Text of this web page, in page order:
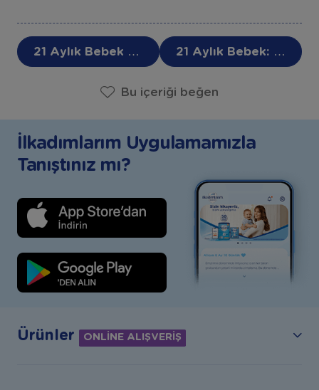
21 Aylık Bebek Gelişimi Nasıl Olur? - 21. Ay Bebek Gelişimi 21 Aylık Bebek: Ne Yapar, Kaç Kilo Olmalı, Gelişimi
Bu içeriği beğen
İlkadımlarım Uygulamamızla
Tanıştınız mı?
Ürünler ONLİNE ALIŞVERİŞ